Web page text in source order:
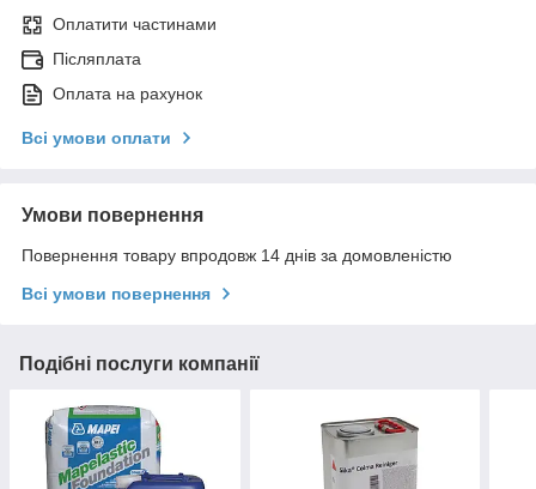
Оплатити частинами
Післяплата
Оплата на рахунок
Всі умови оплати
Умови повернення
Повернення товару впродовж 14 днів за домовленістю
Всі умови повернення
Подібні послуги компанії